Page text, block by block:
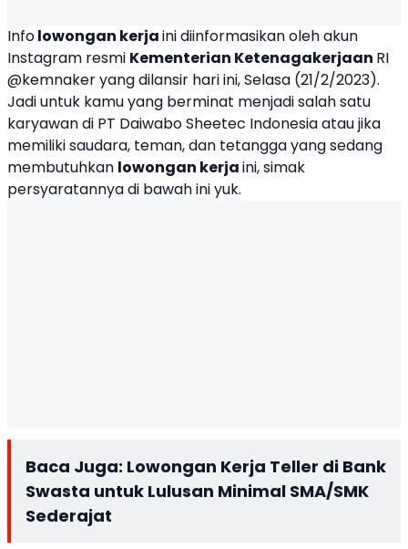
Infolowongan kerjaini diinformasikan oleh akun
Instagram resmi Kementerian Ketenagakerjaan RI
@kemnaker yang dilansir hari ini, Selasa (21/2/2023).
Jadi untuk kamu yang berminat menjadi salah satu
karyawan di PT Daiwabo Sheetec Indonesia atau jika
memiliki saudara, teman, dan tetangga yang sedang
membutuhkan lowongan kerjaini, simak
persyaratannya di bawah ini yuk.
Baca Juga: Lowongan Kerja Teller di Bank
Swasta untuk Lulusan Minimal SMA/SMK
Sederajat